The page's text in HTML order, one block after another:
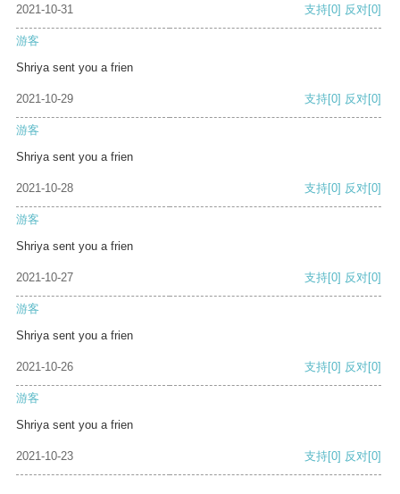
2021-10-31 支持[0] 反对[0]
游客
Shriya sent you a frien
2021-10-29 支持[0] 反对[0]
游客
Shriya sent you a frien
2021-10-28 支持[0] 反对[0]
游客
Shriya sent you a frien
2021-10-27 支持[0] 反对[0]
游客
Shriya sent you a frien
2021-10-26 支持[0] 反对[0]
游客
Shriya sent you a frien
2021-10-23 支持[0] 反对[0]